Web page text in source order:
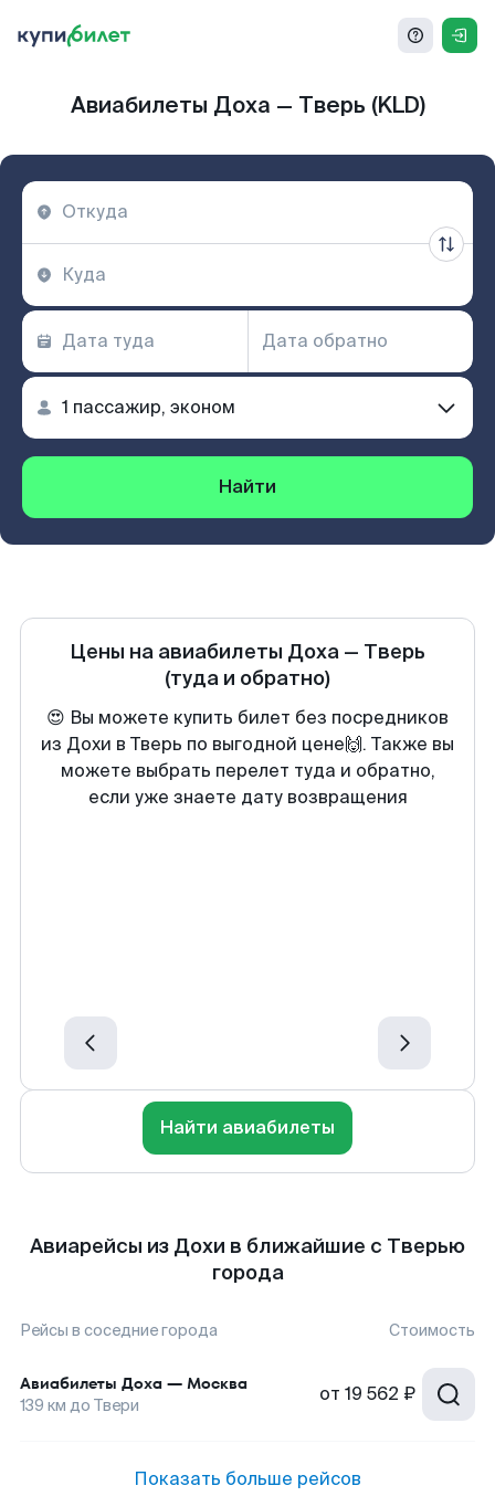
Авиабилеты Доха — Тверь (KLD)
Найти
Цены на авиабилеты Доха — Тверь
(туда и обратно)
😍 Вы можете купить билет без посредников
из Дохи в Тверь по выгодной цене🙌. Также вы
можете выбрать перелет туда и обратно,
если уже знаете дату возвращения
Найти авиабилеты
Авиарейсы из Дохи в ближайшие с Тверью
города
Рейсы в соседние города Стоимость
Авиабилеты Доха — Москва
139 км до Твери от 19 562 ₽
Показать больше рейсов